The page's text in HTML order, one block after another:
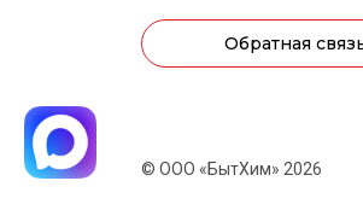
Обратная
© ООО «БытХим» 2026